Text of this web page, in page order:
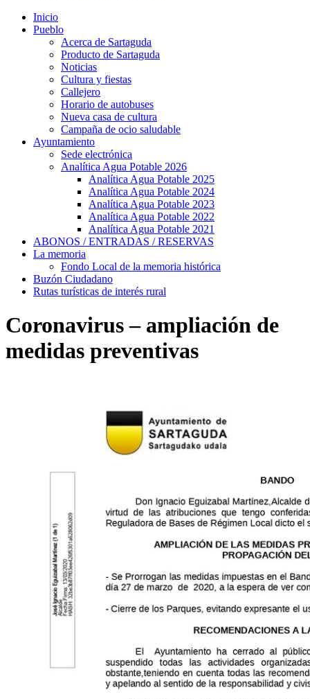
Inicio
Pueblo
Acerca de Sartaguda
Producto de Sartaguda
Noticias
Cultura y fiestas
Callejero
Horario de autobuses
Nueva casa de cultura
Campaña de ocio saludable
Ayuntamiento
Sede electrónica
Analítica Agua Potable 2026
Analítica Agua Potable 2025
Analítica Agua Potable 2024
Analítica Agua Potable 2023
Analítica Agua Potable 2022
Analítica Agua Potable 2021
ABONOS / ENTRADAS / RESERVAS
La memoria
Fondo Local de la memoria histórica
Buzón Ciudadano
Rutas turísticas de interés rural
Coronavirus – ampliación de
medidas preventivas